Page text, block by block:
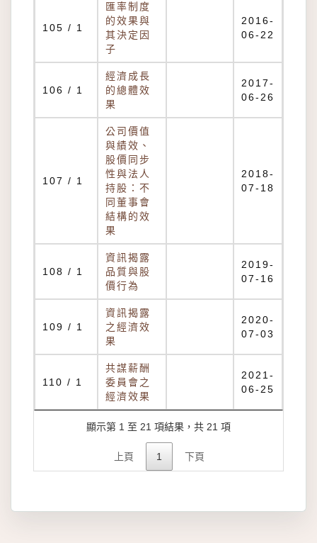
105 / 1
匯率制度
的效果與
其決定因
子
2016-
06-22
106 / 1
經濟成長
的總體效
果
2017-
06-26
107 / 1
公司價值
與績效、
股價同步
性與法人
持股：不
同董事會
結構的效
果
2018-
07-18
108 / 1
資訊揭露
品質與股
價行為
2019-
07-16
109 / 1
資訊揭露
之經濟效
果
2020-
07-03
110 / 1
共謀薪酬
委員會之
經濟效果
2021-
06-25
顯示第 1 至 21 項結果，共 21 項
上頁 1 下頁